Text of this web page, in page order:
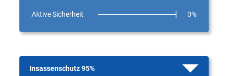
Aktive Sicherheit 0%
Insassenschutz 95%